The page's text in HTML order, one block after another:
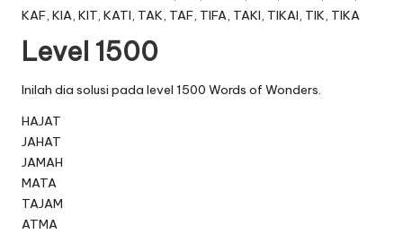
KAF, KIA, KIT, KATI, TAK, TAF, TIFA, TAKI, TIKAI, TIK, TIKA
Level 1500
Inilah dia solusi pada level 1500 Words of Wonders.
HAJAT
JAHAT
JAMAH
MATA
TAJAM
ATMA